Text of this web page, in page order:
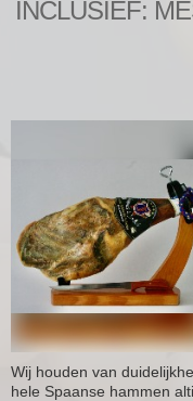
INCLUSIEF:
Wij houden van
hele Spaanse hammen